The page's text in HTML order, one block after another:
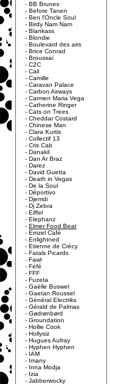
- BB Brunes
- Before Tanen
- Ben l'Oncle Soul
- Birdy Nam Nam
- Blankass
- Blondie
- Boulevard des airs
- Brice Conrad
- Broussaï
- C2C
- Cali
- Camille
- Caravan Palace
- Carbon Airways
- Carmen Maria Vega
- Catherine Ringer
- Cats on Trees
- Cheddar Costard
- Chinese Man
- Clara Kurtis
- Collectif 13
- Cris Cab
- Danakil
- Dan Ar Braz
- Darez
- David Guetta
- Death in Vegas
- De la Soul
- Déportivo
- Djemdi
- Dj Zebra
- Eiffel
- Elephanz
- Elmer Food Beat
- Emzel Café
- Enlightned
- Etienne de Crécy
- Fatals Picards
- Fawl
- Féfé
- FFF
- Fuzeta
- Gaëlle Buswel
- Gaetan Roussel
- Général Electriks
- Gérald de Palmas
- Gødrønbørd
- Groundation
- Hollie Cook
- Hollysiz
- Hugues Aufray
- Hyphen Hyphen
- IAM
- Imany
- Inna Modja
- Izia
- Jabberwocky